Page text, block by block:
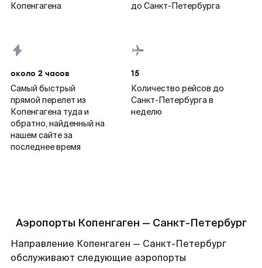
Копенгагена
до Санкт-Петербурга
около 2 часов
Самый быстрый
прямой перелет из
Копенгагена туда и
обратно, найденный на
нашем сайте за
последнее время
15
Количество рейсов до
Санкт-Петербурга в
неделю
Аэропорты Копенгаген — Санкт-Петербург
Направление Копенгаген — Санкт-Петербург
обслуживают следующие аэропорты